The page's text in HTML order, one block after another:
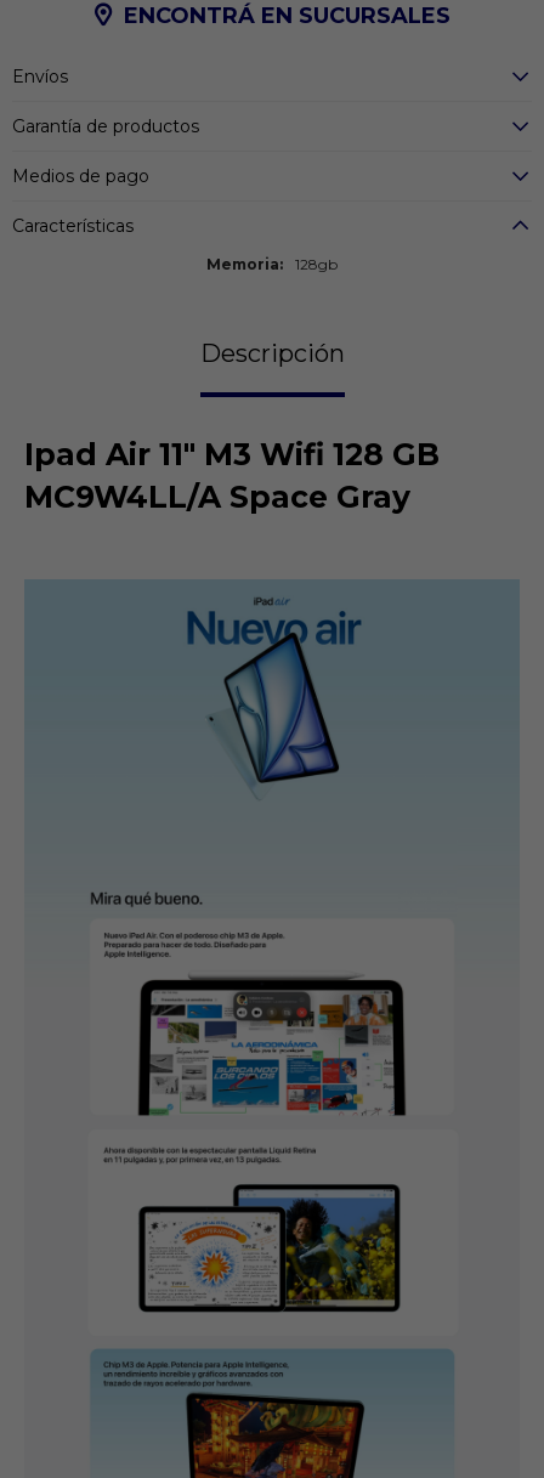
ENCONTRÁ EN SUCURSALES
Envíos
Garantía de productos
Medios de pago
Características
Memoria 128gb
Descripción
Ipad Air 11" M3 Wifi 128 GB
MC9W4LL/A Space Gray